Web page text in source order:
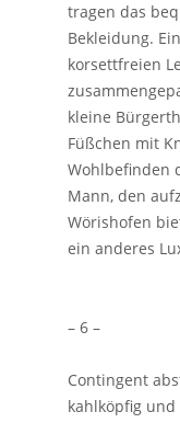
tragen das
Bekleidung.
korsettfreien
kleine
Füßchen mit
Wohlbefinden
Mann, den
Wörishofen
ein anderes
– 6 –
Contingent
kahlköpfig